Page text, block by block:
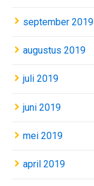
september 2019
augustus 2019
juli 2019
juni 2019
mei 2019
april 2019